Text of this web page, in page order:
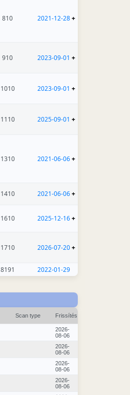
810 2021-12-28+
910 2023-09-01 +
1010 2023-09-01 +
1110 2025-09-01 +
1310 2021-06-06+
1410 2021-06-06+
1610 2025-12-16+
1710 2026-07-20+
8191 2022-01-29
Scan type Frissítés
2026-
08-06
2026-
08-06
2026-
08-06
2026-
08-06